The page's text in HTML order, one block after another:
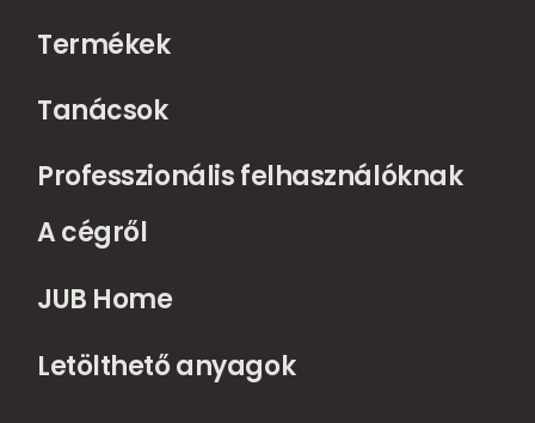
Termékek
Tanácsok
Professzionális felhasználóknak
A cégről
JUB Home
Letölthető anyagok